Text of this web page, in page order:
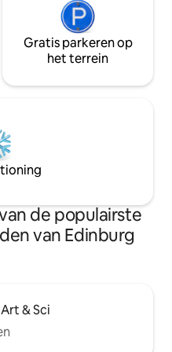
Gratis parkeren op
het terrein
de populairste
van Edinburg
& Sci